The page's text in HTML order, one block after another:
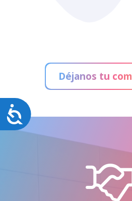
Accesibilidad
Déjanos tu